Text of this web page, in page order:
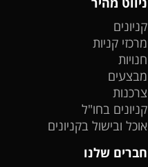
קניונים
מרכזי קניות
חנויות
מבצעים
צרכנות
קניונים בחו"ל
אוכל ובישול בקניונים
חברים שלנו